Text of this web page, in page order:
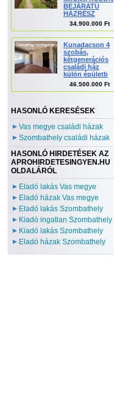
BEJÁRATÚ
HÁZRÉSZ
34.900.000 Ft
Kunadacson 4
szobás,
kétgenerációs
családi ház
külön épületb
46.500.000 Ft
HASONLÓ KERESÉSEK
Vas megye családi házak
Szombathely családi házak
HASONLÓ HIRDETÉSEK AZ
APROHIRDETESINGYEN.HU
OLDALÁRÓL
Eladó lakás Vas megye
Eladó házak Vas megye
Eladó lakás Szombathely
Kiadó ingatlan Szombathely
Kiadó lakás Szombathely
Eladó házak Szombathely